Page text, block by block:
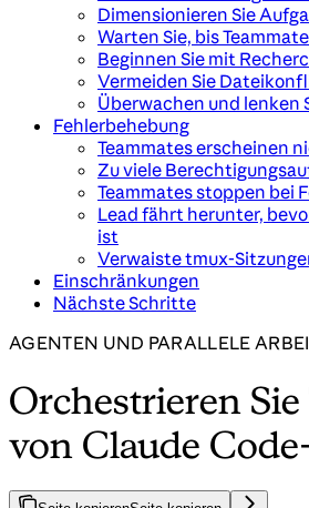
Dimensionieren Sie
Warten Sie, bis
Beginnen Sie mit
Vermeiden Sie
Überwachen und lenken
Fehlerbehebung
Teammates erscheinen
Zu viele
Teammates stoppen bei
Lead fährt herunter,
ist
Verwaiste tmux-
Einschränkungen
Nächste Schritte
AGENTEN UND PARALLELE
Orchestrieren Sie
von Claude